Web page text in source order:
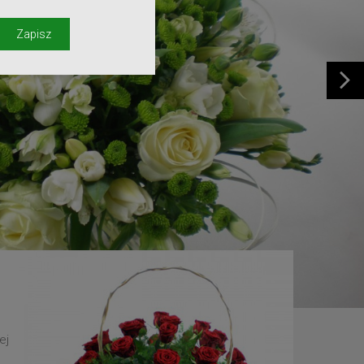
Zapisz